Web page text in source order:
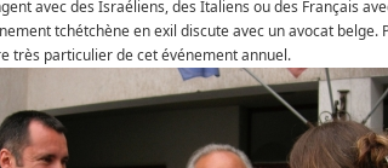
avec des Israéliens, des Italiens ou des Français
tchétchène en exil discute avec un avocat belge.
très particulier de cet événement annuel.